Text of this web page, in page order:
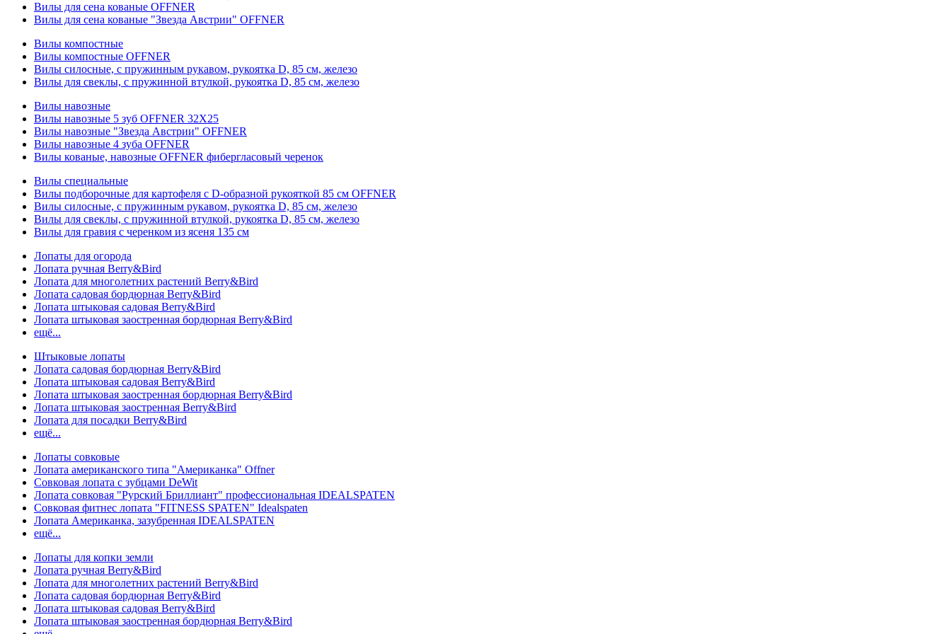
Вилы для сена кованые OFFNER
Вилы для сена кованые "Звезда Австрии" OFFNER
Вилы компостные
Вилы компостные OFFNER
Вилы силосные, с пружинным рукавом, рукоятка D, 85 см, железо
Вилы для свеклы, с пружинной втулкой, рукоятка D, 85 см, железо
Вилы навозные
Вилы навозные 5 зуб OFFNER 32X25
Вилы навозные "Звезда Австрии" OFFNER
Вилы навозные 4 зуба OFFNER
Вилы кованые, навозные OFFNER фибергласовый черенок
Вилы специальные
Вилы подборочные для картофеля с D-образной рукояткой 85 см OFFNER
Вилы силосные, с пружинным рукавом, рукоятка D, 85 см, железо
Вилы для свеклы, с пружинной втулкой, рукоятка D, 85 см, железо
Вилы для гравия с черенком из ясеня 135 см
Лопаты для огорода
Лопата ручная Berry&Bird
Лопата для многолетних растений Berry&Bird
Лопата садовая бордюрная Berry&Bird
Лопата штыковая садовая Berry&Bird
Лопата штыковая заостренная бордюрная Berry&Bird
ещё...
Штыковые лопаты
Лопата садовая бордюрная Berry&Bird
Лопата штыковая садовая Berry&Bird
Лопата штыковая заостренная бордюрная Berry&Bird
Лопата штыковая заостренная Berry&Bird
Лопата для посадки Berry&Bird
ещё...
Лопаты совковые
Лопата американского типа "Американка" Offner
Совковая лопата с зубцами DeWit
Лопата совковая "Рурский Бриллиант" профессиональная IDEALSPATEN
Совковая фитнес лопата "FITNESS SPATEN" Idealspaten
Лопата Американка, зазубренная IDEALSPATEN
ещё...
Лопаты для копки земли
Лопата ручная Berry&Bird
Лопата для многолетних растений Berry&Bird
Лопата садовая бордюрная Berry&Bird
Лопата штыковая садовая Berry&Bird
Лопата штыковая заостренная бордюрная Berry&Bird